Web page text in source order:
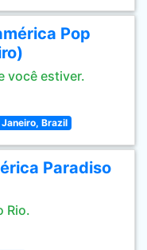
Pop
você estiver.
Janeiro, Brazil
Paradiso
Rio.